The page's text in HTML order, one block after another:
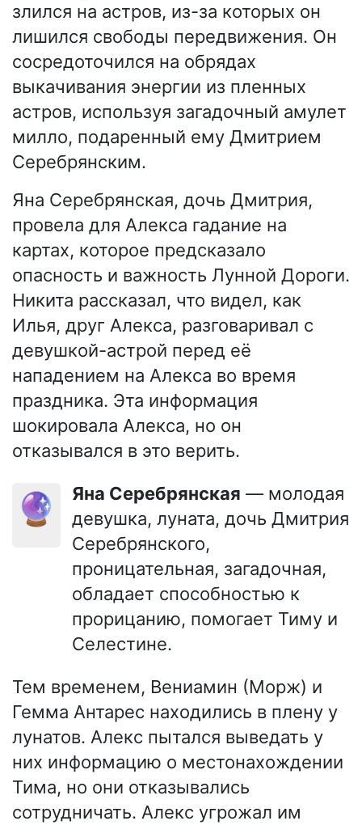
злился на астров, из-за которых он
лишился свободы передвижения. Он
сосредоточился на обрядах
выкачивания энергии из пленных
астров, используя загадочный амулет
милло, подаренный ему Дмитрием
Серебрянским.
Яна Серебрянская, дочь Дмитрия,
провела для Алекса гадание на
картах, которое предсказало
опасность и важность Лунной Дороги.
Никита рассказал, что видел, как
Илья, друг Алекса, разговаривал с
девушкой-астрой перед её
нападением на Алекса во время
праздника. Эта информация
шокировала Алекса, но он
отказывался в это верить.
🔮 Яна Серебрянская — молодая
девушка, луната, дочь Дмитрия
Серебрянского,
проницательная, загадочная,
обладает способностью к
прорицанию, помогает Тиму и
Селестине.
Тем временем, Вениамин (Морж) и
Гемма Антарес находились в плену у
лунатов. Алекс пытался выведать у
них информацию о местонахождении
Тима, но они отказывались
сотрудничать. Алекс угрожал им